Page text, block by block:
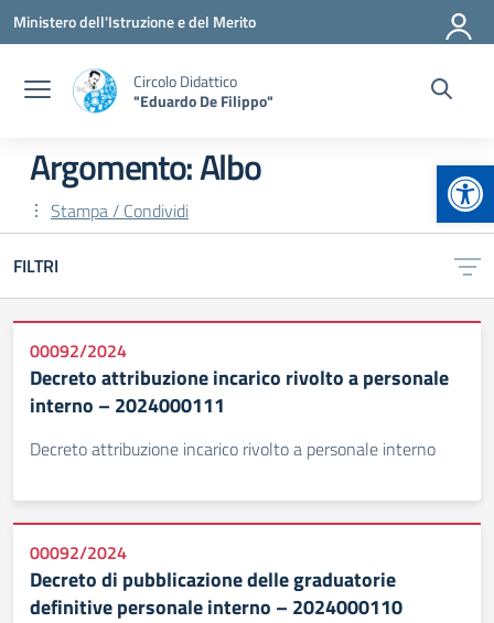
Vai ai contenuti
Vai al menu di navigazione
Vai al footer
Ministero dell'Istruzione e del Merito
Circolo Didattico
"Eduardo De Filippo"
Argomento: Albo
Stampa / Condividi
FILTRI
00092/2024
Decreto attribuzione incarico rivolto a personale
interno – 2024000111
Decreto attribuzione incarico rivolto a personale interno
00092/2024
Decreto di pubblicazione delle graduatorie
definitive personale interno – 2024000110